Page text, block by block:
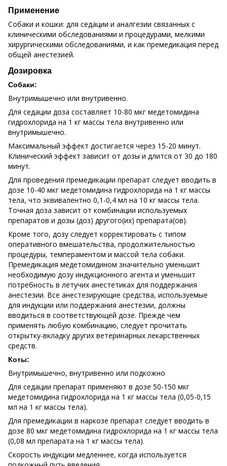
Применение
Собаки и кошки: для седации и аналгезии связанных с
клиническими обследованиями и процедурами, мелкими
хирургическими обследованиями, и как премедикация перед
общей анестезией.
Дозировка
Собаки:
Внутримышечно или внутривенно.
Для седации доза составляет 10-80 мкг медетомидина
гидрохлорида на 1 кг массы тела внутривенно или
внутримышечно.
Максимальный эффект достигается через 15-20 минут.
Клинический эффект зависит от дозы и длится от 30 до 180
минут.
Для проведения премедикации препарат следует вводить в
дозе 10-40 мкг медетомидина гидрохлорида на 1 кг массы
тела, что эквивалентно 0,1-0,4 мл на 10 кг массы тела.
Точная доза зависит от комбинации используемых
препаратов и дозы (доз) другого(их) препарата(ов).
Кроме того, дозу следует корректировать с типом
оперативного вмешательства, продолжительностью
процедуры, темпераментом и массой тела собаки.
Премедикация медетомидином значительно уменьшит
необходимую дозу индукционного агента и уменьшит
потребность в летучих анестетиках для поддержания
анестезии. Все анестезирующие средства, используемые
для индукции или поддержания анестезии, должны
вводиться в соответствующей дозе. Прежде чем
применять любую комбинацию, следует прочитать
открытку-вкладку других ветеринарных лекарственных
средств.
Коты:
Внутримышечно, внутривенно или подкожно
Для седации препарат применяют в дозе 50-150 мкг
медетомидина гидрохлорида на 1 кг массы тела (0,05-0,15
мл на 1 кг массы тела).
Для премедикации в наркозе препарат следует вводить в
дозе 80 мкг медетомидина гидрохлорида на 1 кг массы тела
(0,08 мл препарата на 1 кг массы тела).
Скорость индукции медленнее, когда используется